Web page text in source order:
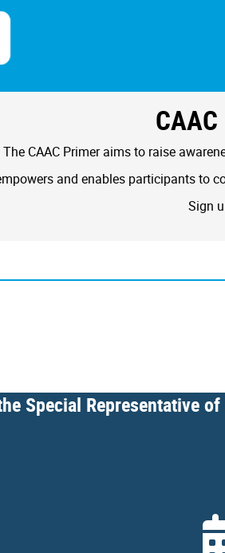
The CAAC Primer aims to raise
and enables participants to
Sign
Special Representative